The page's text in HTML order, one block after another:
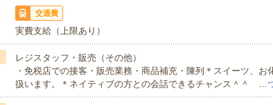
交通費
実費支給（上限あり）
レジスタッフ・販売（その他）
・免税店での接客・販売業務・商品補充・陳列＊スイーツ、お
扱います。＊ネイティブの方との会話できるチャンス＾＾ …